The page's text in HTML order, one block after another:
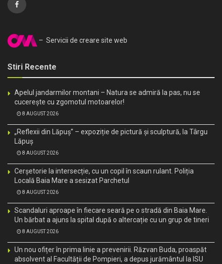
– Servicii de creare site web
Stiri Recente
Apelul jandarmilor montani – Natura se admiră la pas, nu se
cucerește cu zgomotul motoarelor!
8 AUGUST 2026
„Reflexii din Lăpuș” – expoziție de pictură și sculptură, la Târgu
Lăpuș
8 AUGUST 2026
Cerșetorie la intersecție, cu un copil în scaun rulant. Poliția
Locală Baia Mare a sesizat Parchetul
8 AUGUST 2026
Scandaluri aproape în fiecare seară pe o stradă din Baia Mare.
Un bărbat a ajuns la spital după o altercație cu un grup de tineri
8 AUGUST 2026
Un nou ofițer în prima linie a prevenirii. Răzvan Buda, proaspăt
absolvent al Facultății de Pompieri, a depus jurământul la ISU